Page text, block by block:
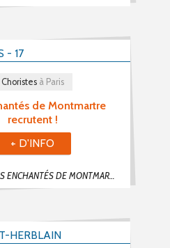
de Montmartre
recrutent !
LES ENCHANTÉS DE MONTMARTRE
Choristesà Paris
- 17
+ D'INFO
HERBLAIN